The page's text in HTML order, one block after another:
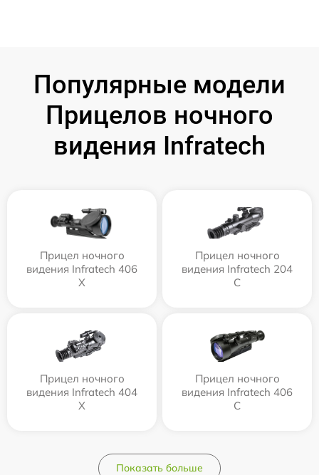
Популярные модели
Прицелов ночного
видения Infratech
Прицел ночного
видения Infratech 406
Х
Прицел ночного
видения Infratech 204
С
Прицел ночного
видения Infratech 404
Х
Прицел ночного
видения Infratech 406
С
Показать больше